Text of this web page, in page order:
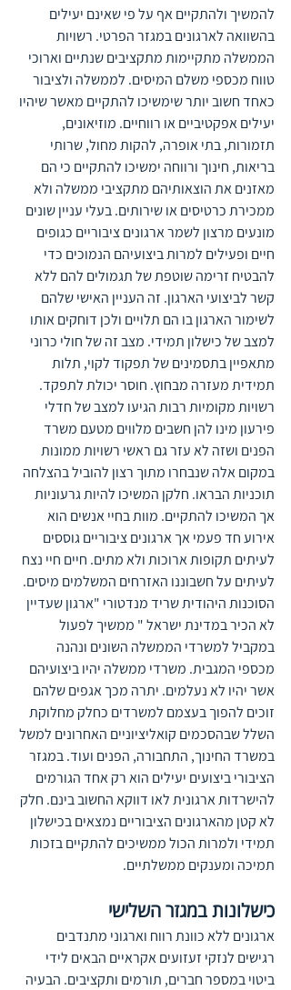
להמשיך ולהתקיים אף על פי שאינם יעילים
בהשוואה לארגונים במגזר הפרטי. רשויות
הממשלה מתקיימות מתקציבים שנתיים וארוכי
טווח מכספי משלם המיסים. לממשלה ולציבור
כאחד חשוב יותר שימשיכו להתקיים מאשר שיהיו
יעילים אפקטיביים או רווחיים. מוזיאונים,
תזמורות, בתי אופרה, להקות מחול, שרותי
בריאות, חינוך ורווחה ימשיכו להתקיים כי הם
מאזנים את הוצאותיהם מתקציבי ממשלה ולא
ממכירת כרטיסים או שירותים. בעלי עניין שונים
מונעים מרצון לשמר ארגונים ציבוריים כגופים
חיים ופעילים למרות ביצועיהם הנמוכים כדי
להבטיח זרימה שוטפת של תגמולים להם ללא
קשר לביצועי הארגון. זה העניין האישי שלהם
לשימור הארגון בו הם תלויים ולכן דוחקים אותו
למצב של כישלון תמידי. מצב זה של חולי כרוני
מתאפיין בתסמינים של תפקוד לקוי, תלות
תמידית מעזרה מבחוץ. חוסר יכולת לתפקד.
רשויות מקומיות רבות הגיעו למצב של חדלי
פירעון מינו להן חשבים מלווים מטעם משרד
הפנים ושזה לא עזר גם ראשי רשויות ממונות
במקום אלה שנבחרו מתוך רצון להוביל בהצלחה
תוכניות הבראו. חלקן המשיכו להיות גרעוניות
אך המשיכו להתקיים. מוות בחיי אנשים הוא
אירוע חד פעמי אך ארגונים ציבוריים גוססים
לעיתים תקופות ארוכות ולא מתים. חיים חיי נצח
לעיתים על חשבוננו האזרחים המשלמים מיסים.
הסוכנות היהודית שריד מנדטורי "ארגון שעדיין
לא הכיר במדינת ישראל " ממשיך לפעול
במקביל למשרדי הממשלה השונים ונהנה
מכספי המגבית. משרדי ממשלה יהיו ביצועיהם
אשר יהיו לא נעלמים. יתרה מכך אגפים שלהם
זוכים להפוך בעצמם למשרדים כחלק מחלוקת
השלל שבהסכמים קואליציוניים האחרונים למשל
במשרד החינוך, התחבורה, הפנים ועוד. במגזר
הציבורי ביצועים יעילים הוא רק אחד הגורמים
להישרדות ארגונית לאו דווקא החשוב בינם. חלק
לא קטן מהארגונים הציבוריים נמצאים בכישלון
תמידי ולמרות הכול ממשיכים להתקיים בזכות
תמיכה ומענקים ממשלתיים.
כישלונות במגזר השלישי
ארגונים ללא כוונת רווח וארגוני מתנדבים
רגישים לנזקי זעזועים אקראיים הבאים לידי
ביטוי במספר חברים, תורמים ותקציבים. הבעיה